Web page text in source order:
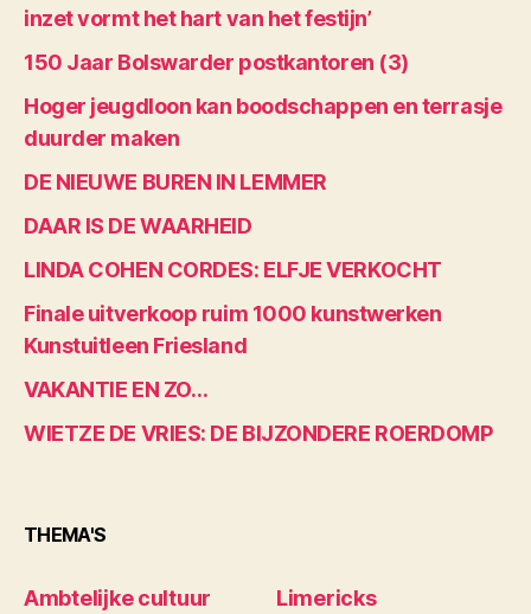
inzet vormt het hart van het festijn’
150 Jaar Bolswarder postkantoren (3)
Hoger jeugdloon kan boodschappen en terrasje
duurder maken
DE NIEUWE BUREN IN LEMMER
DAAR IS DE WAARHEID
LINDA COHEN CORDES: ELFJE VERKOCHT
Finale uitverkoop ruim 1000 kunstwerken
Kunstuitleen Friesland
VAKANTIE EN ZO…
WIETZE DE VRIES: DE BIJZONDERE ROERDOMP
THEMA'S
Ambtelijke cultuur Limericks